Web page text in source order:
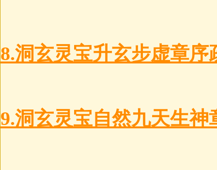
8.洞玄灵宝升玄步虚章
9.洞玄灵宝自然九天生